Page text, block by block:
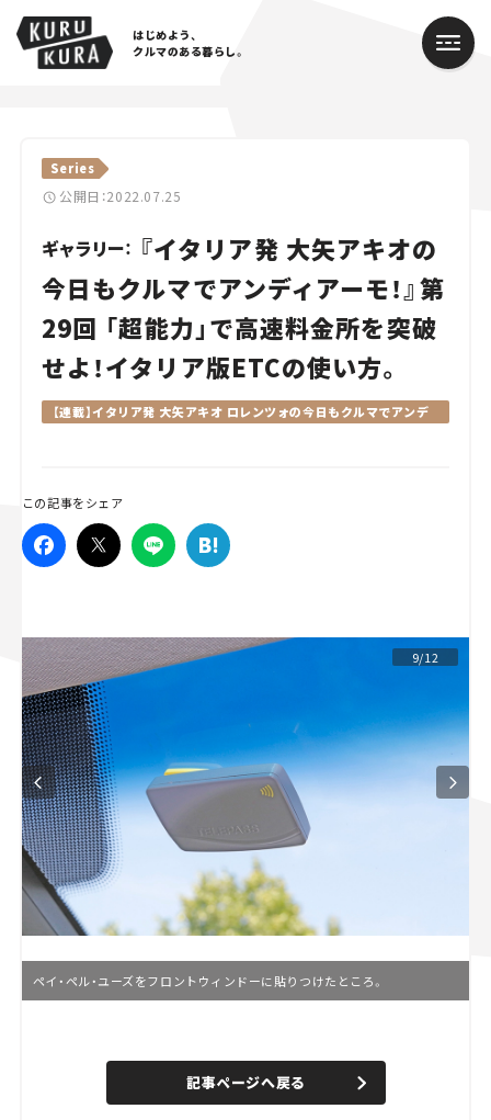
はじめよう、
クルマのある暮らし。
Series
公開日：2022.07.25
ギャラリー： 『イタリア発 大矢アキオの
今日もクルマでアンディアーモ！』第
29回 「超能力」で高速料金所を突破
せよ！イタリア版ETCの使い方。
【連載】イタリア発 大矢アキオ ロレンツォの今日もクルマでアンデ
この記事をシェア
9/12
ペイ・ペル・ユーズをフロントウィンドーに貼りつけたところ。
n
e
d
記事ページへ戻る
Cars
Lifestyle
Traffic
Special
Series
スズキ ジムニー｜Suzuki Jimny
マツダ｜Mazda
マツダ ロードスター｜Mazda Roadster